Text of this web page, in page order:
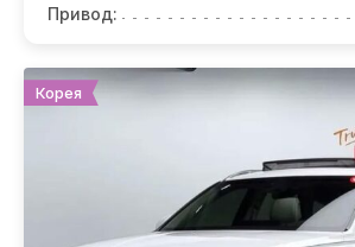
Привод:
Корея